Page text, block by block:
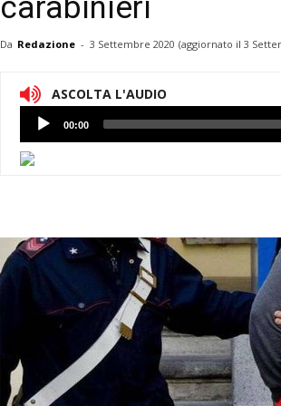
carabinieri
Da Redazione - 3 Settembre 2020 (aggiornato il 3
ASCOLTA L'AUDIO
Lettore
Audio
00:00